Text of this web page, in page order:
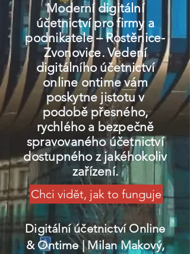
Moderní digitální
účetnictví pro firmy a
podnikatele – Rostěnice-
Zvonovice. Vedení
digitálního účetnictví
online ontime vám
poskytne jistotu v
podobě přesného,
rychlého a bezpečně
spravovaného účetnictví
dostupného z jakéhokoliv
zařízení.
Chci vidět, jak to funguje
Digitální účetnictví Online
& Ontime| Milan Makový,